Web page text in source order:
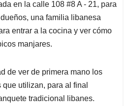
en la calle 108 #8 A - 21, para
una familia libanesa
entrar a la cocina y ver cómo
manjares.
de ver de primera mano los
utilizan, para al final
tradicional libanes.